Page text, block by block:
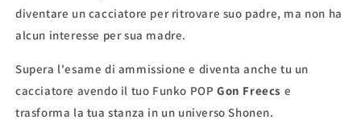
diventare un cacciatore per ritrovare suo padre, ma non ha
alcun interesse per sua madre.
Supera l'esame di ammissione e diventa anche tu un
cacciatore avendo il tuo Funko POPGon Freecs e
trasforma la tua stanza in un universo Shonen.